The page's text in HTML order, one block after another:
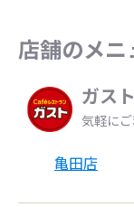
店舗のメニ
ガスト
気軽に
亀田店